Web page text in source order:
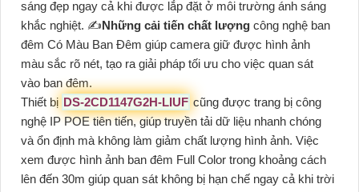
sáng đẹp ngay cả khi được lắp đặt ở môi trường ánh sáng
khắc nghiệt. ✍️Những cải tiến chất lượng công nghệ ban
đêm Có Màu Ban Ðêm giúp camera giữ được hình ảnh
màu sắc rõ nét, tạo ra giải pháp tối ưu cho việc quan sát
vào ban đêm.
Thiết bị DS-2CD1147G2H-LIUF cũng được trang bị công
nghệ IP POE tiên tiến, giúp truyền tải dữ liệu nhanh chóng
và ổn định mà không làm giảm chất lượng hình ảnh. Việc
xem được hình ảnh ban đêm Full Color trong khoảng cách
lên đến 30m giúp quan sát không bị hạn chế ngay cả khi trời